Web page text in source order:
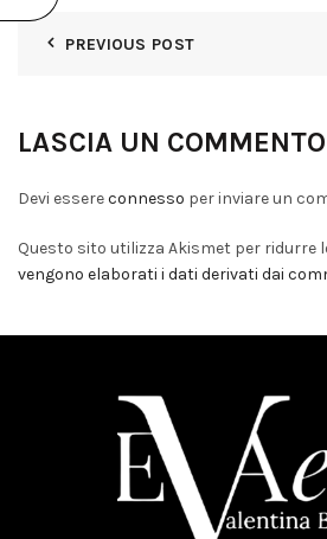
PREVIOUS POST
LASCIA UN COMMENTO
Devi essereconnesso per inviare un
Questo sito utilizza Akismet per ridurre
vengono elaborati i dati derivati dai